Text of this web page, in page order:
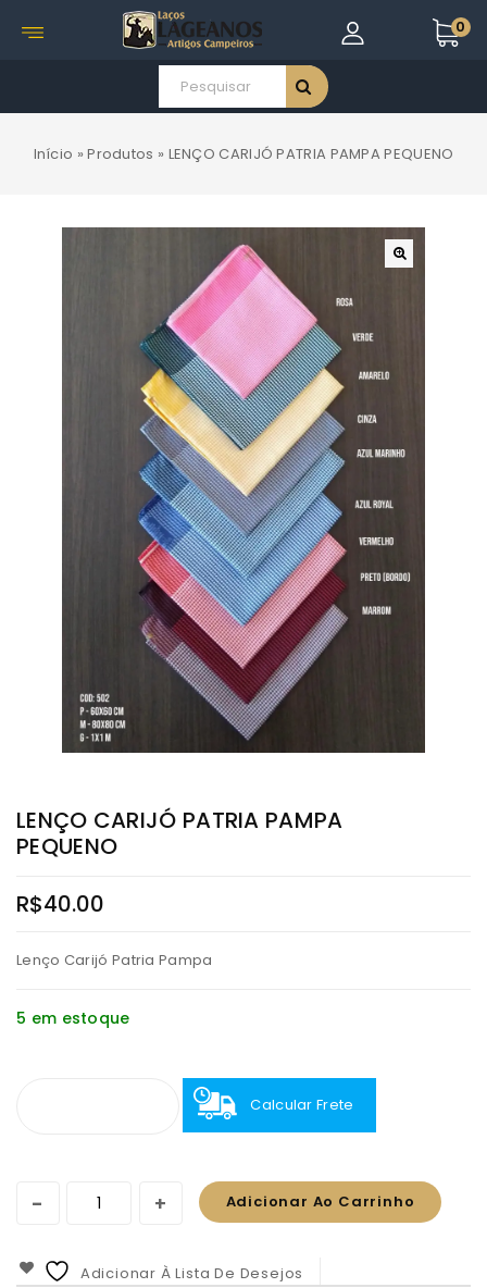
0
Início »Produtos » LENÇO CARIJÓ PATRIA PAMPA PEQUENO
LENÇO CARIJÓ PATRIA PAMPA
PEQUENO
R$40.00
Lenço Carijó Patria Pampa
5 em estoque
Calcular Frete
Adicionar Ao Carrinho
Adicionar À Lista De Desejos